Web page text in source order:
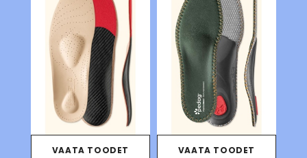
VAATA TOODET VAATA TOODET